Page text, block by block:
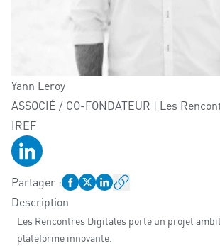
Yann Leroy
ASSOCIÉ / CO-FONDATEUR | Les
IREF
Profil LinkedIn
Partager :
Description
Les Rencontres Digitales porte un projet
plateforme innovante.